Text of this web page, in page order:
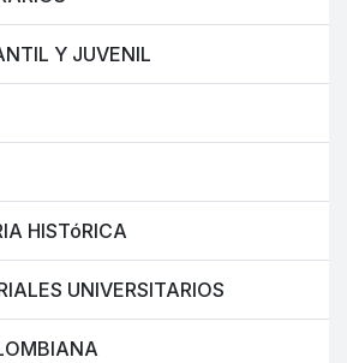
Y JUVENIL
HISTóRICA
UNIVERSITARIOS